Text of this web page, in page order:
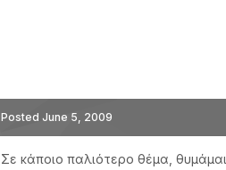
Posted June 5, 2009
Σε κάποιο παλιότερο θέμα,